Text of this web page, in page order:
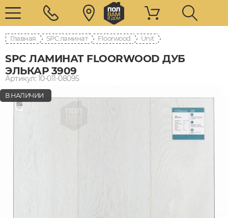
Главная SPC ламинат Floorwood Unit
SPC ЛАМИНАТ FLOORWOOD ДУБ
ЭЛЬКАР 3909
Артикул: 10-011-08095
В НАЛИЧИИ